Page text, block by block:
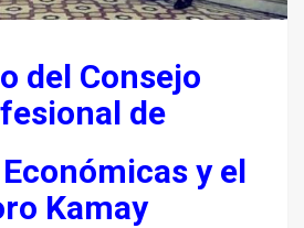
del Consejo
de
y el
Kamay